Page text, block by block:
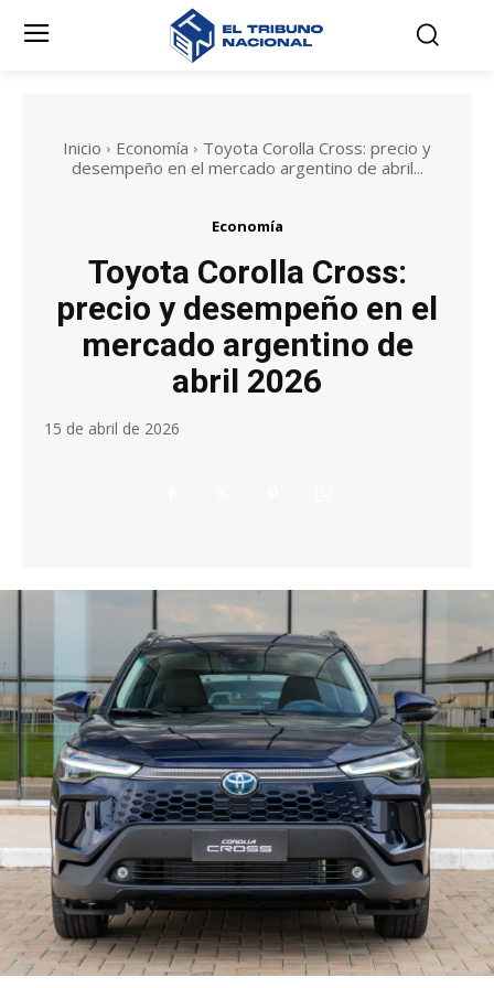
Inicio Economía
Toyota Corolla Cross: precio y
desempeño en el mercado argentino de abril...
Economía
Toyota Corolla Cross:
precio y desempeño en el
mercado argentino de
abril 2026
15 de abril de 2026